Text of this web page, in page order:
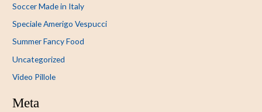
Soccer Made in Italy
Speciale Amerigo Vespucci
Summer Fancy Food
Uncategorized
Video Pillole
Meta